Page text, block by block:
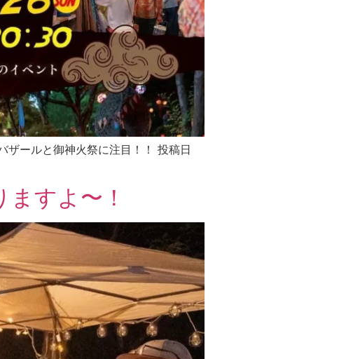
ザールと御神火祭に注目！！ 投稿日
すよ〜！